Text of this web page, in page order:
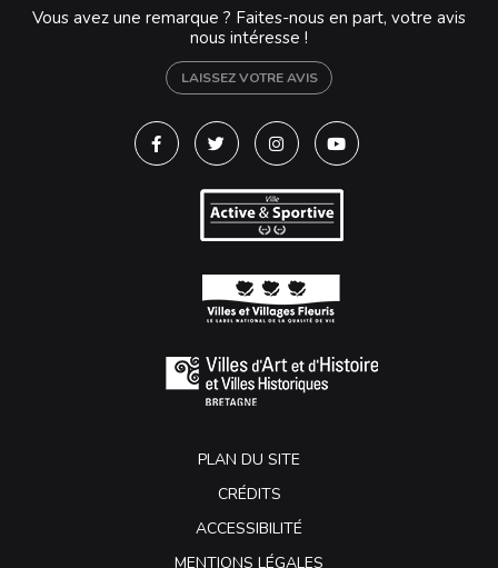
Vous avez une remarque ? Faites-nous en part, votre avis
nous intéresse !
LAISSEZ VOTRE AVIS
Lien vers le compte Facebook
Lien vers le compte Twitter
Lien vers le compte
Lien vers la chaîne
PLAN DU SITE
CRÉDITS
ACCESSIBILITÉ
MENTIONS LÉGALES